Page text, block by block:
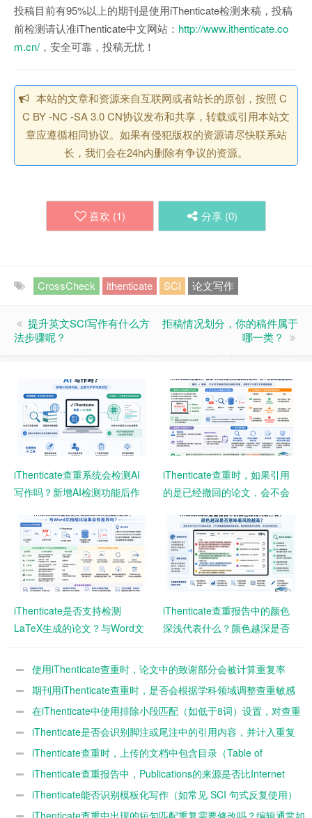
投稿目前有95%以上的期刊是使用iThenticate检测来稿，投稿
前检测请认准iThenticate中文网站： http://www.ithenticate.co
m.cn/，安全可靠，投稿无忧！
本站的文章和资源来自互联网或者站长的原创，按照 C
C BY -NC -SA 3.0 CN协议发布和共享，转载或引用本站文
章应遵循相同协议。如果有侵犯版权的资源请尽快联系站
长，我们会在24h内删除有争议的资源。
喜欢 (1) 分享 (0)
CrossCheck ithenticate SCI 论文写作
提升英文SCI写作有什么方
法步骤呢？
拒稿情况划分，你的稿件属于
哪一类？
iThenticate查重系统会检测AI
写作吗？新增AI检测功能后作
iThenticate查重时，如果引用
的是已经撤回的论文，会不会
iThenticate是否支持检测
LaTeX生成的论文？与Word文
iThenticate查重报告中的颜色
深浅代表什么？颜色越深是否
使用iThenticate查重时，论文中的致谢部分会被计算重复率
吗？期刊用iThenticate查重时，是否会根据学科领域调整查重敏感
度？在iThenticate中使用排除小段匹配（如低于8词）设置，对查重
结果影响有多大？
iThenticate是否会识别脚注或尾注中的引用内容，并计入重复
率？iThenticate查重时，上传的文档中包含目录（Table of
Contents）是否会影响最终重复率？
iThenticate查重报告中，Publications的来源是否比Internet
Sources风险更高？
iThenticate能否识别模板化写作（如常见 SCI 句式反复使用）
并判定为高重复？
iThenticate查重中出现的短句匹配重复需要修改吗？编辑通常如